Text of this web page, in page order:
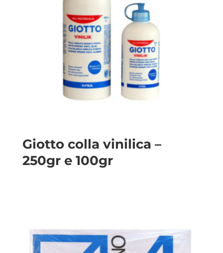
Giotto colla vinilica –
250gr e 100gr